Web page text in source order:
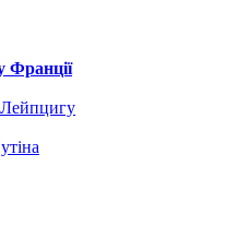
Франції
Лейпцигу